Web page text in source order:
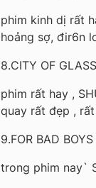
phim kinh dị rất
hoảng sợ, đir6n
8.CITY OF
phim rất hay ,
quay rất đẹp ,
9.FOR BAD
trong phim nay`